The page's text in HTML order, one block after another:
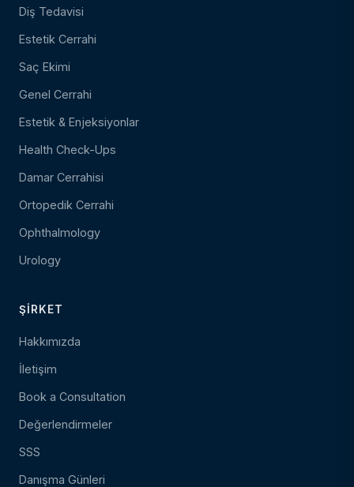
Diş Tedavisi
Estetik Cerrahi
Saç Ekimi
Genel Cerrahi
Estetik & Enjeksiyonlar
Health Check-Ups
Damar Cerrahisi
Ortopedik Cerrahi
Ophthalmology
Urology
ŞIRKET
Hakkımızda
İletişim
Book a Consultation
Değerlendirmeler
SSS
Danışma Günleri